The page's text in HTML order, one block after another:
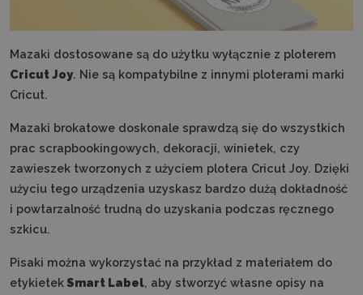
Mazaki dostosowane są do użytku wyłącznie z ploterem
Cricut Joy. Nie są kompatybilne z innymi ploterami marki
Cricut.
Mazaki brokatowe doskonale sprawdzą się do wszystkich
prac scrapbookingowych, dekoracji, winietek, czy
zawieszek tworzonych z użyciem plotera Cricut Joy. Dzięki
użyciu tego urządzenia uzyskasz bardzo dużą dokładność
i powtarzalność trudną do uzyskania podczas ręcznego
szkicu.
Pisaki można wykorzystać na przykład z materiałem do
etykietekSmart Label, aby stworzyć własne opisy na